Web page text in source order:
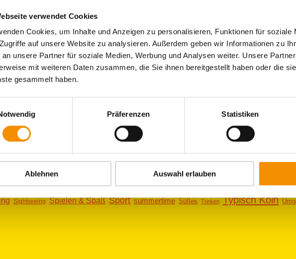
verwendet Cookies
Cookies, um Inhalte und Anzeigen zu personalisieren, Funktionen für soziale
auf unsere Website zu analysieren. Außerdem geben wir Informationen zu
an unsere Partner für soziale Medien, Werbung und Analysen weiter. Unsere
mit weiteren Daten zusammen, die Sie ihnen bereitgestellt haben oder die
gesammelt haben.
Präferenzen Statistiken
Ablehnen Auswahl erlauben
Dann wartet auf den ersten
Übernachtungen wie immer im
➤ Jetzt buchen!
Belgisches Viertel christmas Cologne Drinks
Köln Karneval kiddys Kreativität Kunst Köln Köln bei Nacht Köln Umgebung
Sightseeing Spielen & Spaß Sport summertime Süßes Trinken Typisch Köln